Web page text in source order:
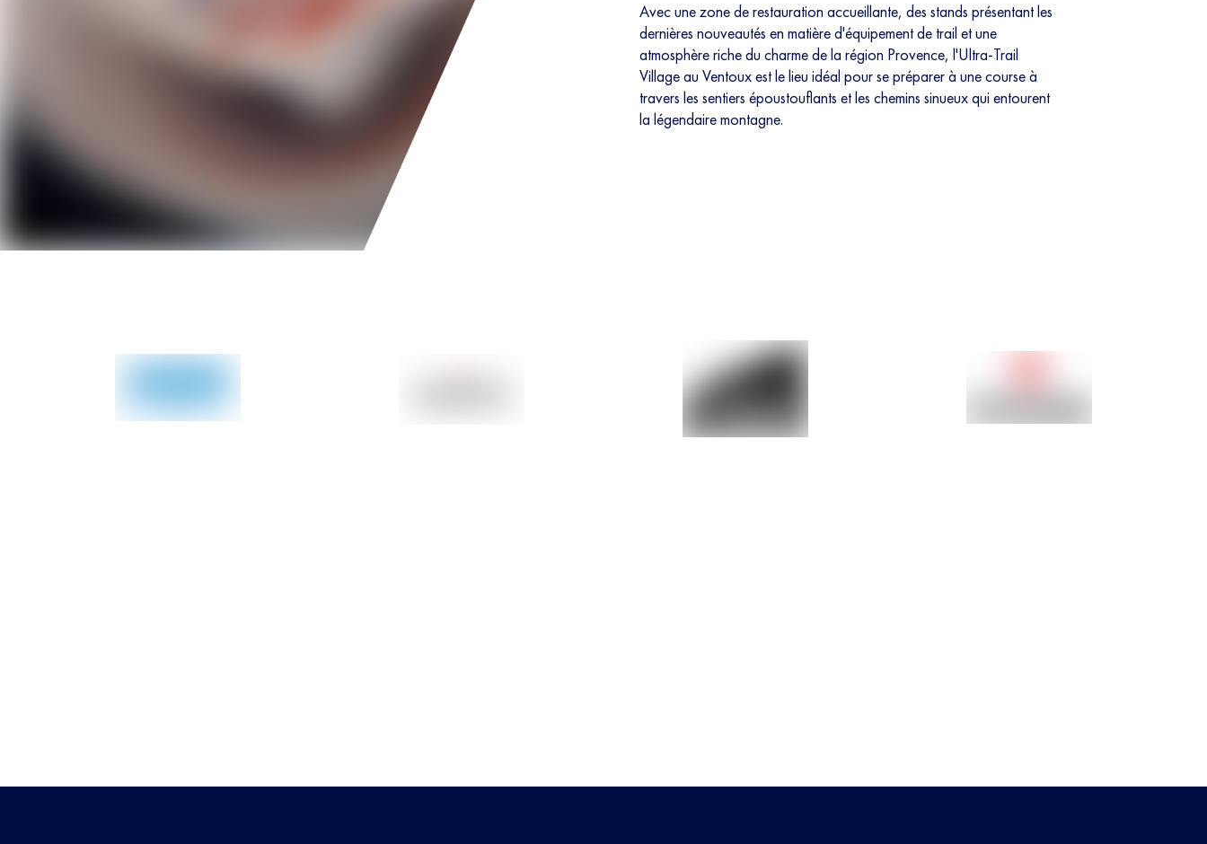
Avec une zone de restauration accueillante, des stands présentant les
dernières nouveautés en matière d'équipement de trail et une
atmosphère riche du charme de la région Provence, l'Ultra-Trail
Village au Ventoux est le lieu idéal pour se préparer à une course à
travers les sentiers époustouflants et les chemins sinueux qui entourent
la légendaire montagne.